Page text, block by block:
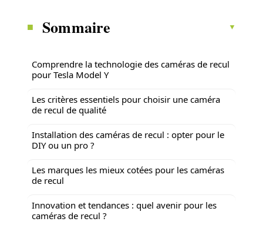
Sommaire
Comprendre la technologie des caméras de recul
pour Tesla Model Y
Les critères essentiels pour choisir une caméra
de recul de qualité
Installation des caméras de recul : opter pour le
DIY ou un pro ?
Les marques les mieux cotées pour les caméras
de recul
Innovation et tendances : quel avenir pour les
caméras de recul ?